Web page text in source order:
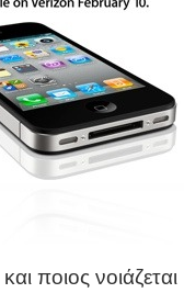
ποιος νοιάζεται